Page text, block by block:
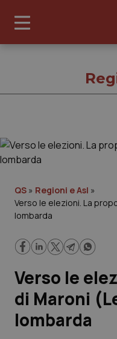
Governo e
Regioni e Asl
Lavoro e Professioni
Scienza e Farmaci
Studi e Analisi
QS » Regioni e Asl »
Verso le elezioni. La
lombarda
Verso le
di Maroni
lombarda